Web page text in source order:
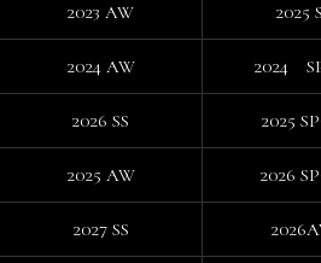
2023 AW 2025
2024 AW 2024
2026 SS 2025
2025 AW 2026
2027 SS